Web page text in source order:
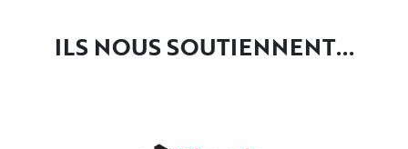
ILS NOUS SOUTIENNENT...